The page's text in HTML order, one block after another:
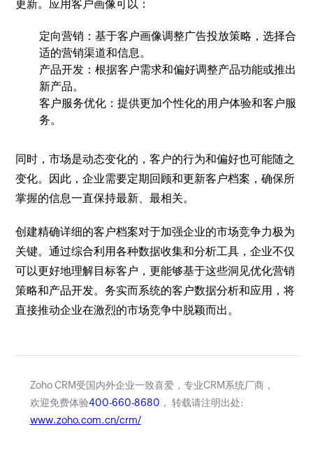
更新。应用客户画像可以：
定向营销：基于客户画像调整广告投放策略，选择合
适的营销渠道和信息。
产品开发：根据客户需求和偏好调整产品功能或推出
新产品。
客户服务优化：提供更加个性化的用户体验和客户服
务。
同时，市场是动态变化的，客户的行为和偏好也可能随之
变化。因此，企业需要定期回顾和更新客户档案，确保所
掌握的信息一直保持最新、最相关。
创建精确详细的客户档案对于加强企业的市场竞争力极为
关键。通过综合利用各种数据收集和分析工具，企业不仅
可以更好地理解目标客户，更能够基于这些洞见优化营销
策略和产品开发。务实而系统的客户数据分析和应用，将
直接推动企业在激烈的市场竞争中脱颖而出。
Zoho CRM受国内外企业一致喜爱，专业CRM系统厂商，
欢迎免费体验400-660-8680 ， 转载请注明出处:
www.zoho.com.cn/crm/